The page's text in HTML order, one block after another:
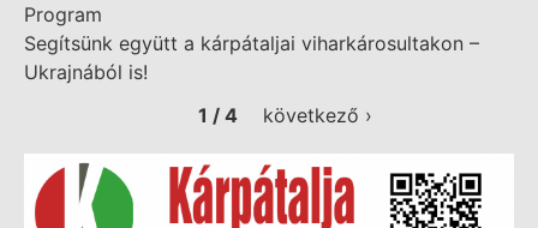
Program
Segítsünk együtt a kárpátaljai viharkárosultakon –
Ukrajnából is!
1 / 4
következő ›